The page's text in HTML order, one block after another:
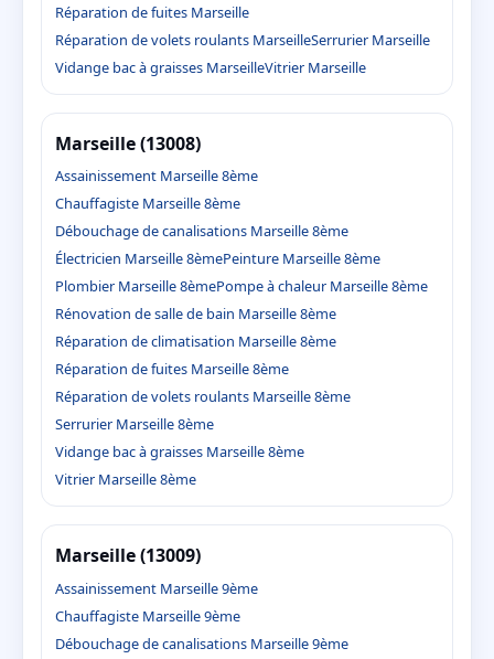
Réparation de fuites Marseille
Réparation de volets roulants MarseilleSerrurier Marseille
Vidange bac à graisses MarseilleVitrier Marseille
Marseille (13008)
Assainissement Marseille 8ème
Chauffagiste Marseille 8ème
Débouchage de canalisations Marseille 8ème
Électricien Marseille 8èmePeinture Marseille 8ème
Plombier Marseille 8èmePompe à chaleur Marseille 8ème
Rénovation de salle de bain Marseille 8ème
Réparation de climatisation Marseille 8ème
Réparation de fuites Marseille 8ème
Réparation de volets roulants Marseille 8ème
Serrurier Marseille 8ème
Vidange bac à graisses Marseille 8ème
Vitrier Marseille 8ème
Marseille (13009)
Assainissement Marseille 9ème
Chauffagiste Marseille 9ème
Débouchage de canalisations Marseille 9ème